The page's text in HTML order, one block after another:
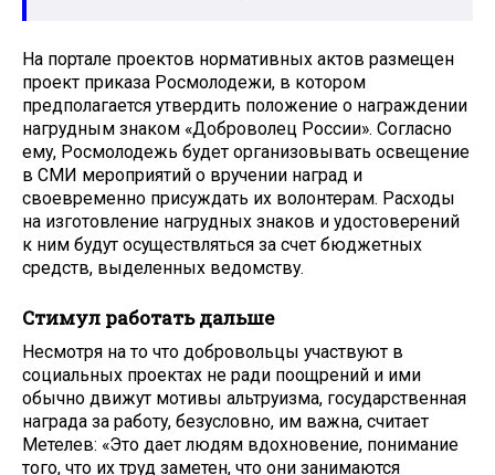
На портале проектов нормативных актов размещен
проект приказа Росмолодежи, в котором
предполагается утвердить положение о награждении
нагрудным знаком «Доброволец России». Согласно
ему, Росмолодежь будет организовывать освещение
в СМИ мероприятий о вручении наград и
своевременно присуждать их волонтерам. Расходы
на изготовление нагрудных знаков и удостоверений
к ним будут осуществляться за счет бюджетных
средств, выделенных ведомству.
Стимул работать дальше
Несмотря на то что добровольцы участвуют в
социальных проектах не ради поощрений и ими
обычно движут мотивы альтруизма, государственная
награда за работу, безусловно, им важна, считает
Метелев: «Это дает людям вдохновение, понимание
того, что их труд заметен, что они занимаются